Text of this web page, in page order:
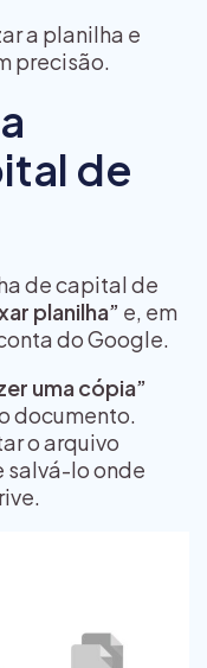
a planilha e
precisão.
de
de capital de
planilha” e, em
do Google.
uma cópia”
documento.
o arquivo
salvá-lo onde